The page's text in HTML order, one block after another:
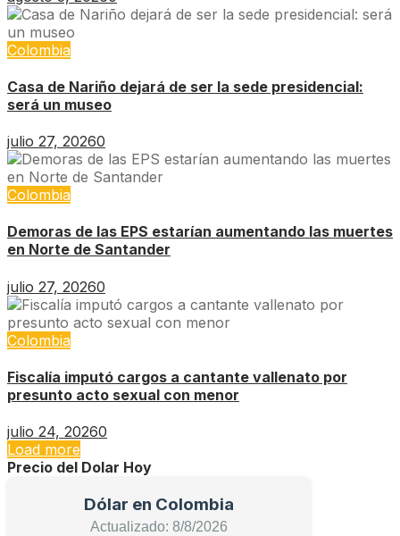
Colombia
Casa de Nariño dejará de ser la sede presidencial:
será un museo
julio 27, 20260
Colombia
Demoras de las EPS estarían aumentando las muertes
en Norte de Santander
julio 27, 20260
Colombia
Fiscalía imputó cargos a cantante vallenato por
presunto acto sexual con menor
julio 24, 20260
Load more
Precio del Dolar Hoy
Dólar en Colombia
Actualizado: 8/8/2026